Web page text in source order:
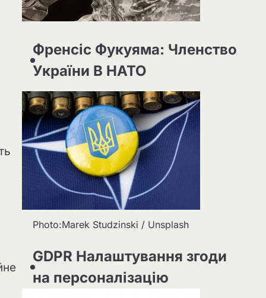
Френсіс Фукуяма: Членство
України В НАТО
Photo:Marek Studzinski / Unsplash
GDPR Налаштування згоди
на персоналізацію